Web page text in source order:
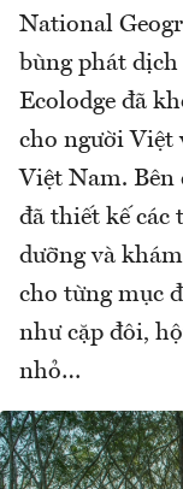
National
bùng phát dịch
Ecolodge đã
cho người Việt
Việt Nam. Bên
đã thiết kế các
dưỡng và
cho từng mục
như cặp đôi,
nhỏ…